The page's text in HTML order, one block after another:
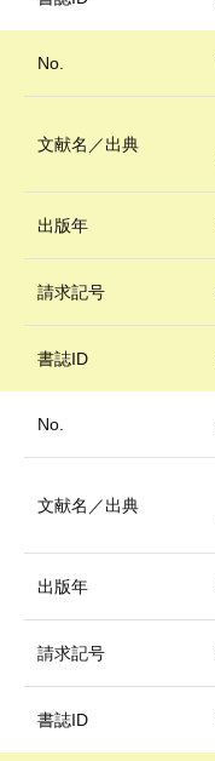
No.
文献名／出典
出版年
請求記号
書誌ID
No.
文献名／出典
出版年
請求記号
書誌ID